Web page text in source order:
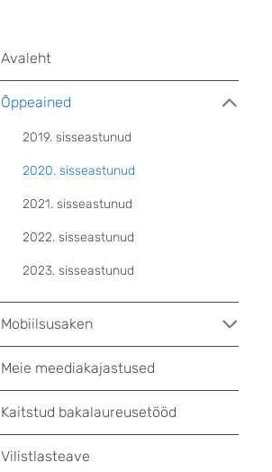
Avaleht
Õppeained
2019. sisseastunud
2020. sisseastunud
2021. sisseastunud
2022. sisseastunud
2023. sisseastunud
Mobiilsusaken
Meie meediakajastused
Kaitstud bakalaureusetööd
Vilistlasteave